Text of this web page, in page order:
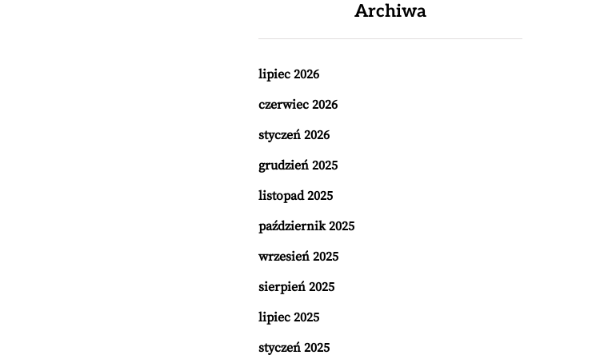
Archiwa
lipiec 2026
czerwiec 2026
styczeń 2026
grudzień 2025
listopad 2025
październik 2025
wrzesień 2025
sierpień 2025
lipiec 2025
styczeń 2025